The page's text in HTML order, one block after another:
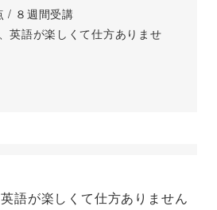
/ ８週間受講
英語が楽しくて仕方ありませ
語が楽しくて仕方ありません